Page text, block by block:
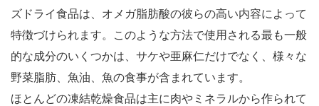
ズドライ食品は、オメガ脂肪酸の彼らの高い内容によって
特徴づけられます。このような方法で使用される最も一般
的な成分のいくつかは、サケや亜麻仁だけでなく、様々な
野菜脂肪、魚油、魚の食事が含まれています。
ほとんどの凍結乾燥食品は主に肉やミネラルから作られて